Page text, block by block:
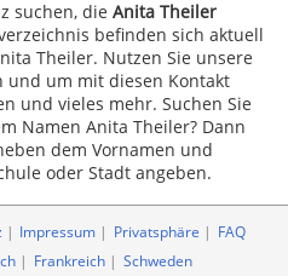
suchen, die Anita Theiler
befinden sich aktuell
Theiler. Nutzen Sie unsere
und um mit diesen Kontakt
und vieles mehr. Suchen Sie
Namen Anita Theiler? Dann
dem Vornamen und
oder Stadt angeben.
Impressum Privatsphäre
FAQ
Frankreich Schweden